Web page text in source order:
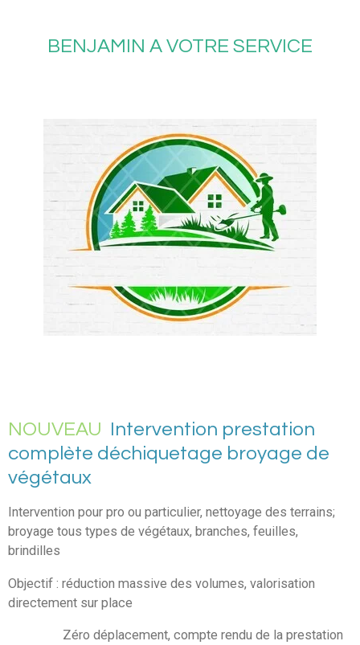
BENJAMIN A VOTRE SERVICE
NOUVEAU Intervention prestation
complète déchiquetage broyage de
végétaux
Intervention pour pro ou particulier, nettoyage des terrains;
broyage tous types de végétaux, branches, feuilles,
brindilles
Objectif : réduction massive des volumes, valorisation
directement sur place
Zéro déplacement, compte rendu de la prestation